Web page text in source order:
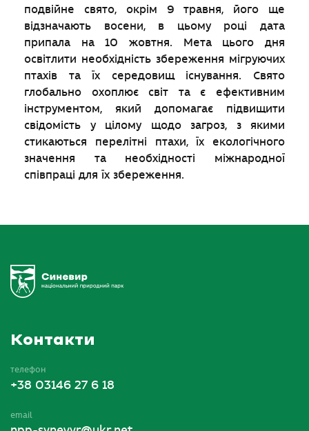
подвійне свято, окрім 9 травня, його ще
відзначають восени, в цьому році дата
припала на 10 жовтня. Мета цього дня
освітлити необхідність збереження мігруючих
птахів та їх середовищ існування. Свято
глобально охоплює світ та є ефективним
інструментом, який допомагає підвищити
свідомість у цілому щодо загроз, з якими
стикаються перелітні птахи, їх екологічного
значення та необхідності міжнародної
співпраці для їх збереження.
Контакти
телефон
+38 03146 27 6 18
email